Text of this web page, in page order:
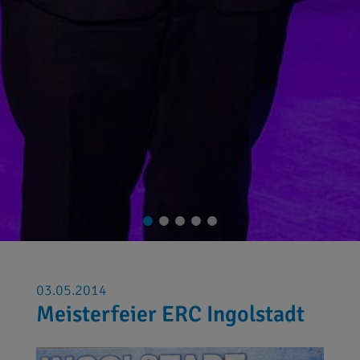
03.05.2014
Meisterfeier ERC Ingolstadt